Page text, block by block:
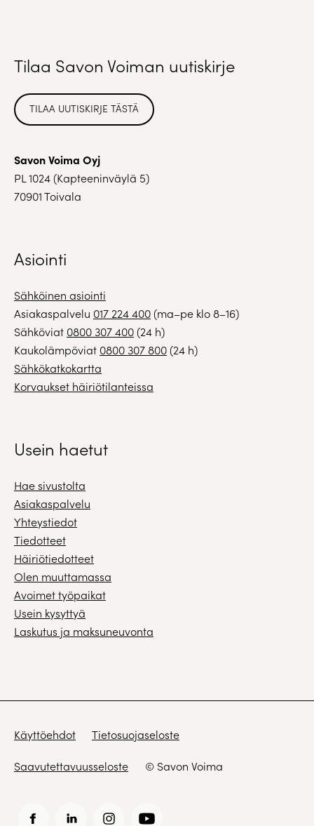
Tilaa Savon Voiman uutiskirje
TILAA UUTISKIRJE TÄSTÄ
Savon Voima Oyj
PL 1024 (Kapteeninväylä 5)
70901 Toivala
Asiointi
Sähköinen asiointi
Asiakaspalvelu 017 224 400(ma–pe klo 8–16)
Sähköviat 0800 307 400(24 h)
Kaukolämpöviat 0800 307 800(24 h)
Sähkökatkokartta
Korvaukset häiriötilanteissa
Usein haetut
Hae sivustolta
Asiakaspalvelu
Yhteystiedot
Tiedotteet
Häiriötiedotteet
Olen muuttamassa
Avoimet työpaikat
Usein kysyttyä
Laskutus ja maksuneuvonta
Käyttöehdot Tietosuojaseloste
Saavutettavuusseloste © Savon Voima